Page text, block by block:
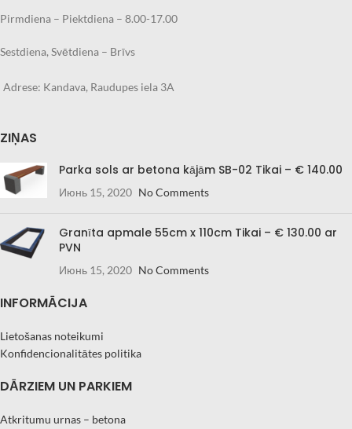
Pirmdiena – Piektdiena – 8.00-17.00
Sestdiena, Svētdiena – Brīvs
Adrese: Kandava, Raudupes iela 3A
ZIŅAS
Parka sols ar betona kājām SB-02 Tikai – € 140.00
Июнь 15, 2020 No Comments
Granīta apmale 55cm x 110cm Tikai – € 130.00 ar
PVN
Июнь 15, 2020 No Comments
INFORMĀCIJA
Lietošanas noteikumi
Konfidencionalitātes politika
DĀRZIEM UN PARKIEM
Atkritumu urnas – betona